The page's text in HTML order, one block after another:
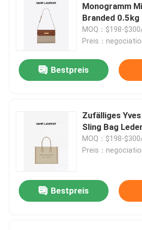
Monogramm
Branded 0.5kg
MOQ：$198-
Preis：
Bestpreis
Zufälliges
Sling Bag
MOQ：$198-
Preis：
Bestpreis